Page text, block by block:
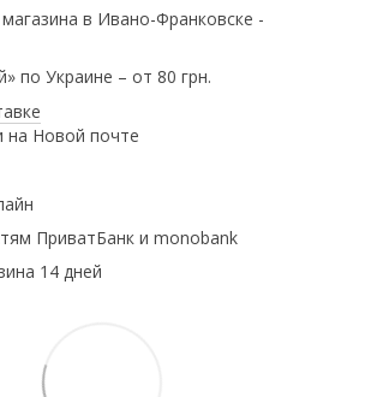
в Ивано-Франковске -
по Украине – от 80 грн.
на Новой почте
ПриватБанк и monobank
14 дней